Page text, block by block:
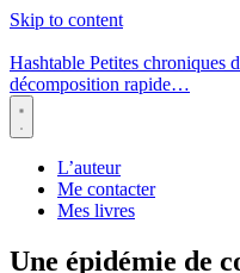
Skip to content
Hashtable Petites chroniques
décomposition rapide…
Menu
L’auteur
Me contacter
Mes livres
Une épidémie de